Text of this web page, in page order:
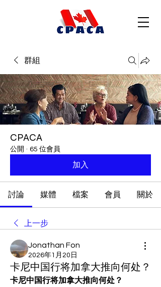
群組
CPACA
公開 · 65 位會員
加入
討論 媒體 檔案 會員 關於
上一步
Jonathan Fon
2026年1月20日
卡尼中国行将加拿大推向何处？
卡尼中国行将加拿大推向何处？